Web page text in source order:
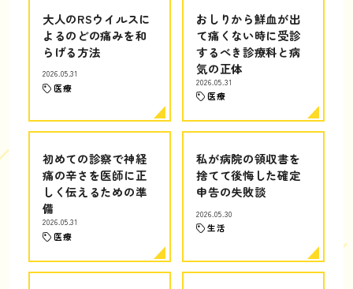
大人のRSウイルスに
よるのどの痛みを和
らげる方法
2026.05.31
医療
おしりから鮮血が出
て痛くない時に受診
するべき診療科と病
気の正体
2026.05.31
医療
初めての診察で神経
痛の辛さを医師に正
しく伝えるための準
備
2026.05.31
医療
私が病院の領収書を
捨てて後悔した確定
申告の失敗談
2026.05.30
生活